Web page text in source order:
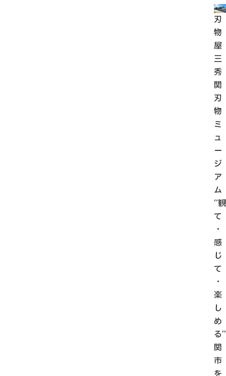
刃
物
屋
三
秀
関
刃
物
ミ
ュ
ー
ジ
ア
ム
“観
て
・
感
じ
て
・
楽
し
め
る”
関
市